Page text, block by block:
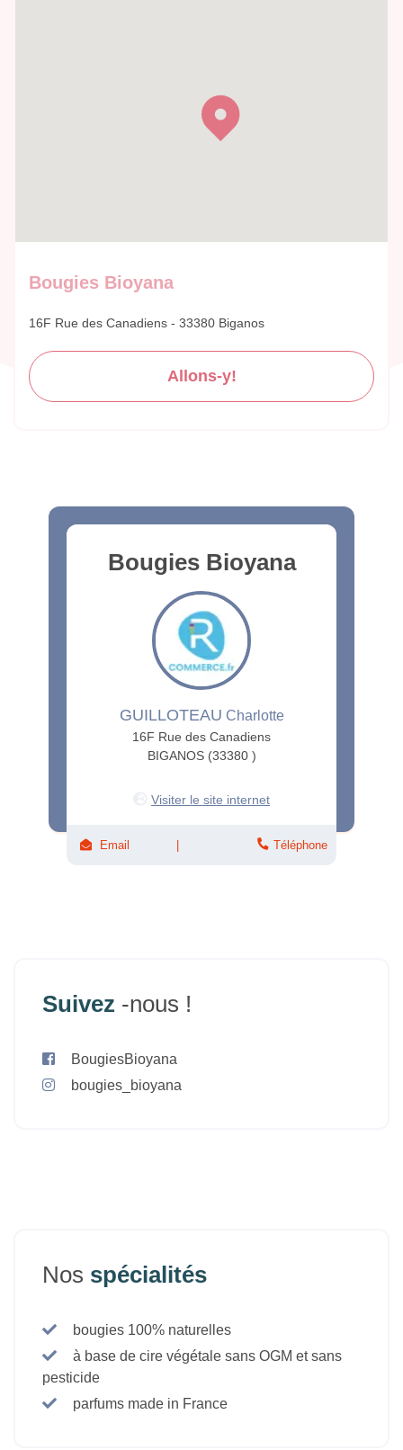
Bougies Bioyana
16F Rue des Canadiens - 33380 Biganos
Allons-y!
Bougies Bioyana
GUILLOTEAU Charlotte
16F Rue des Canadiens
BIGANOS (33380 )
Visiter le site internet
Email Téléphone
Suivez -nous !
BougiesBioyana
bougies_bioyana
Nos spécialités
bougies 100% naturelles
à base de cire végétale sans OGM et sans
pesticide
parfums made in France